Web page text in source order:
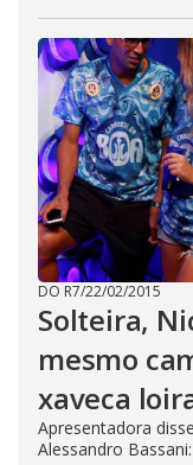
DO R7/22/02/2015
Solteira,
mesmo
xaveca
Apresentadora
Alessandro